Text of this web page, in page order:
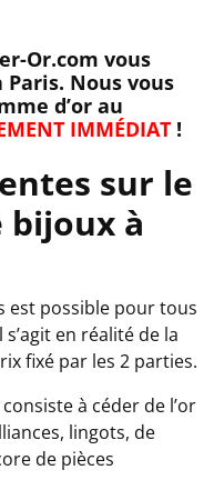
Or.com vous
Nous vous
d’or au
IMMÉDIAT!
sur le
bijoux à
est possible pour tous
en réalité de la
fixé par les 2 parties.
à céder de l’or
lingots, de
de pièces